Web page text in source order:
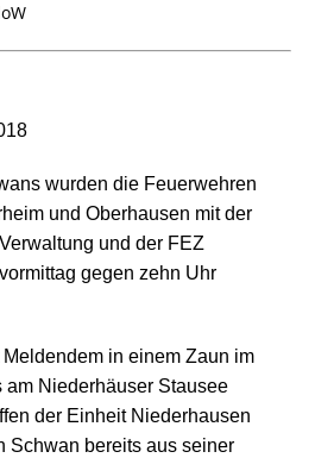
wurden die Feuerwehren
und Oberhausen mit der
und der FEZ
gegen zehn Uhr
in einem Zaun im
am Niederhäuser Stausee
der Einheit Niederhausen
Schwan bereits aus seiner